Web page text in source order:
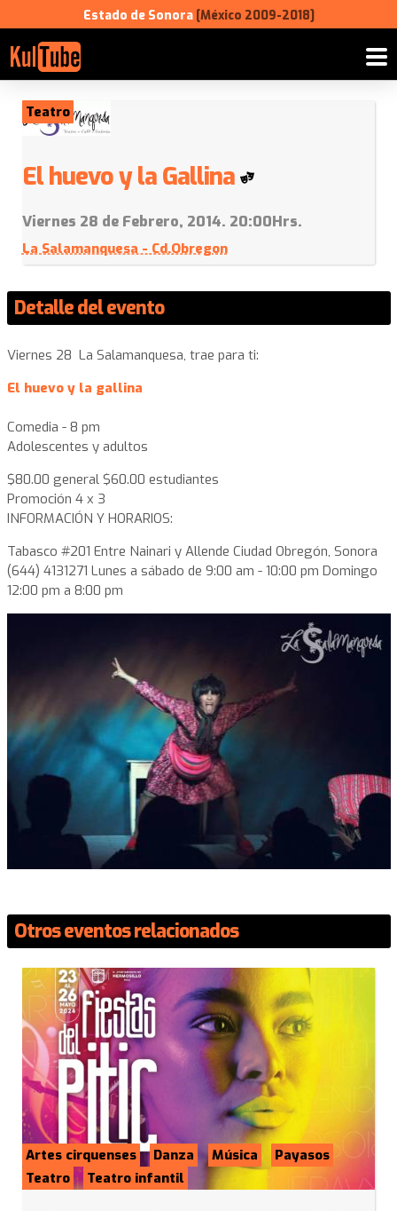
Estado de Sonora [México 2009-2018]
Teatro
El huevo y la Gallina
Viernes 28 de Febrero, 2014. 20:00Hrs.
La Salamanquesa - Cd.Obregon
Detalle del evento
Viernes 28 La Salamanquesa, trae para ti:
El huevo y la gallina
Comedia - 8 pm
Adolescentes y adultos
$80.00 general $60.00 estudiantes
Promoción 4 x 3
INFORMACIÓN Y HORARIOS:
Tabasco #201 Entre Nainari y Allende Ciudad Obregón, Sonora
(644) 4131271 Lunes a sábado de 9:00 am - 10:00 pm Domingo
12:00 pm a 8:00 pm
Otros eventos relacionados
Artes cirquenses Danza Música
Payasos
Teatro
Teatro infantil